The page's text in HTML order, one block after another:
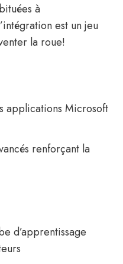
à
est un jeu
la roue!
applications Microsoft
renforçant la
d’apprentissage